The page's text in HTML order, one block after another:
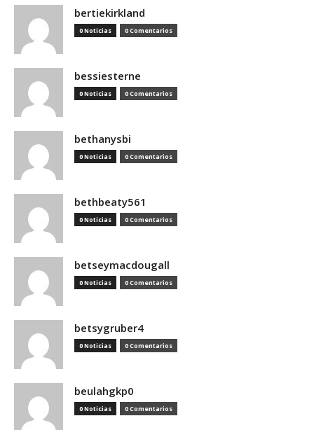
bertiekirkland
0 Noticias 0 Comentarios
bessiesterne
0 Noticias 0 Comentarios
bethanysbi
0 Noticias 0 Comentarios
bethbeaty561
0 Noticias 0 Comentarios
betseymacdougall
0 Noticias 0 Comentarios
betsygruber4
0 Noticias 0 Comentarios
beulahgkp0
0 Noticias 0 Comentarios